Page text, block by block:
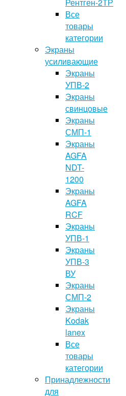
Все
товары
категории
Экраны
усиливающие
Экраны
УПВ-2
Экраны
свинцовые
Экраны
СМП-1
Экраны
AGFA
NDT-
1200
Экраны
AGFA
RCF
Экраны
УПВ-1
Экраны
УПВ-3
ВУ
Экраны
СМП-2
Экраны
Kodak
lanex
Все
товары
категории
Принадлежности
для